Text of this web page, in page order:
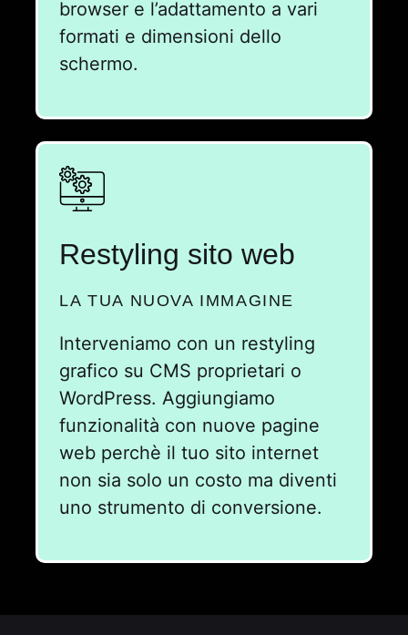
browser e l’adattamento a vari
formati e dimensioni dello
schermo.
Restyling sito web
LA TUA NUOVA IMMAGINE
Interveniamo con un restyling
grafico su CMS proprietari o
WordPress. Aggiungiamo
funzionalità con nuove pagine
web perchè il tuo sito internet
non sia solo un costo ma diventi
uno strumento di conversione.